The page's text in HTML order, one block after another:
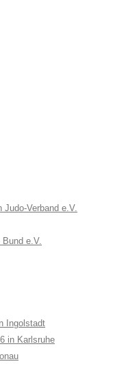
Judo-Verband e.V.
e.V.
Ingolstadt
in Karlsruhe